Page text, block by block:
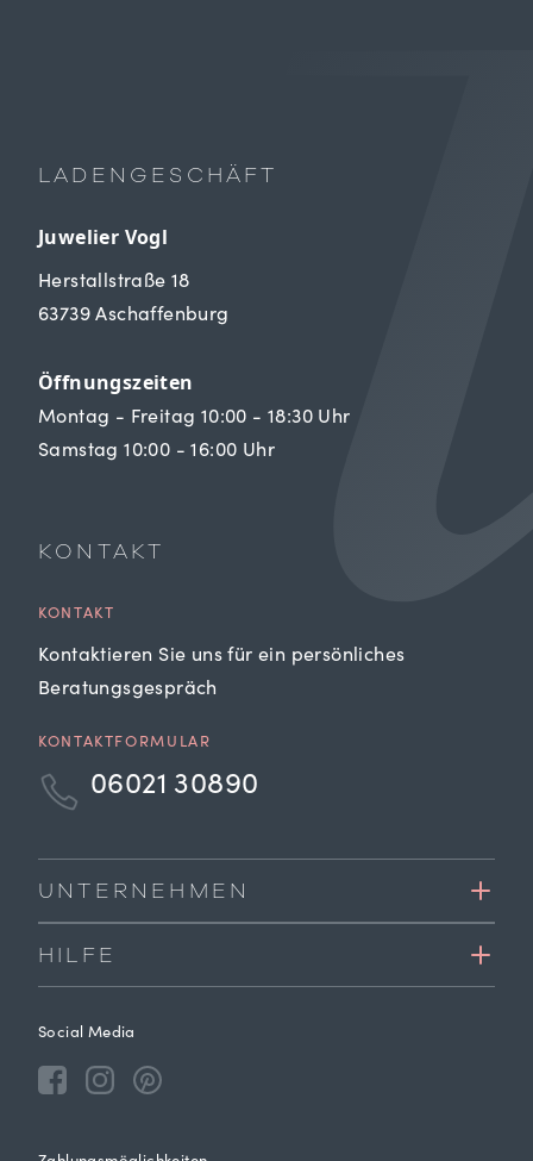
LADENGESCHÄFT
Juwelier Vogl
Herstallstraße 18
63739 Aschaffenburg
Öffnungszeiten
Montag - Freitag 10:00 - 18:30 Uhr
Samstag 10:00 - 16:00 Uhr
KONTAKT
KONTAKT
Kontaktieren Sie uns für ein persönliches
Beratungsgespräch
KONTAKTFORMULAR
06021 30890
UNTERNEHMEN
HILFE
Social Media